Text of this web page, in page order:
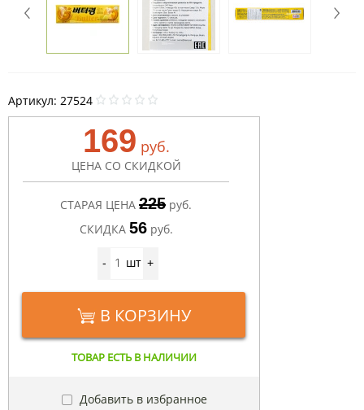
Артикул: 27524
169 руб.
ЦЕНА СО СКИДКОЙ
СТАРАЯ ЦЕНА 225 руб.
СКИДКА 56 руб.
- шт +
В КОРЗИНУ
ТОВАР ЕСТЬ В НАЛИЧИИ
Добавить в избранное